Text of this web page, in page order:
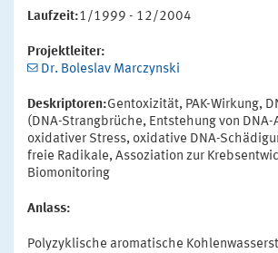
Laufzeit:1/1999 - 12/2004
Projektleiter:
Dr. Boleslav Marczynski
Deskriptoren:Gentoxizität, PAK-Wirkung,
(DNA-Strangbrüche, Entstehung von
oxidativer Stress, oxidative DNA-
freie Radikale, Assoziation zur
Biomonitoring
Anlass:
Polyzyklische aromatische